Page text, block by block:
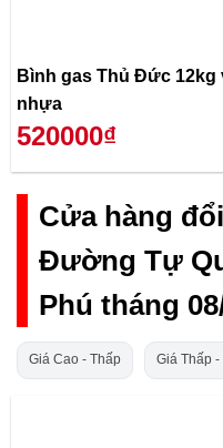
Bình gas Thủ Đức 12kg
nhựa
520000₫
Cửa hàng
Đường Tự
Phú tháng
Giá Cao - Thấp Giá Thấp -